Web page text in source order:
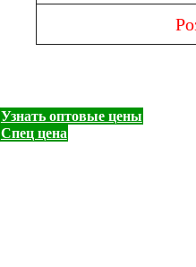
Узнать оптовые цены
Спец цена